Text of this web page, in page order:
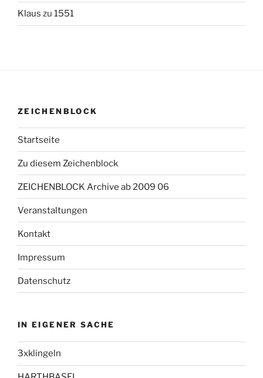
Klaus zu 1551
ZEICHENBLOCK
Startseite
Zu diesem Zeichenblock
ZEICHENBLOCK Archive ab 2009 06
Veranstaltungen
Kontakt
Impressum
Datenschutz
IN EIGENER SACHE
3xklingeln